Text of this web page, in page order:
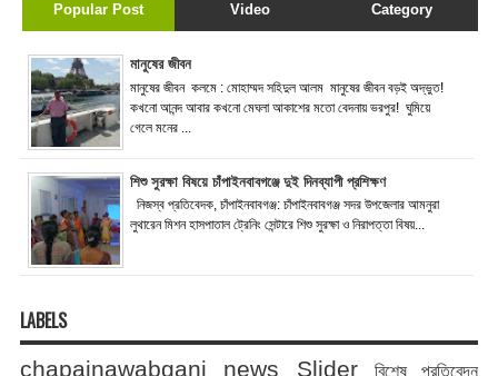
Popular Post Video Category
মানুষের জীবন
মানুষের জীবন কলমে : মোহাম্মদ সহিদুল আলম মানুষের জীবন বড়ই অদ্ভুত!
কখনো আনন্দ আবার কখনো মেঘলা আকাশের মতো বেদনায় ভরপুর! ঘুমিয়ে
গেলে মনের ...
শিশু সুরক্ষা বিষয়ে চাঁপাইনবাবগঞ্জে দুই দিনব্যাপী প্রশিক্ষণ
নিজস্ব প্রতিবেদক, চাঁপাইনবাবগঞ্জ: চাঁপাইনবাবগঞ্জ সদর উপজেলার আমনুরা
লুথারেন মিশন হাসপাতাল ট্রেনিং সেন্টারে শিশু সুরক্ষা ও নিরাপত্তা বিষয়...
LABELS
chapainawabganj news Slider বিশেষ প্রতিবেদন